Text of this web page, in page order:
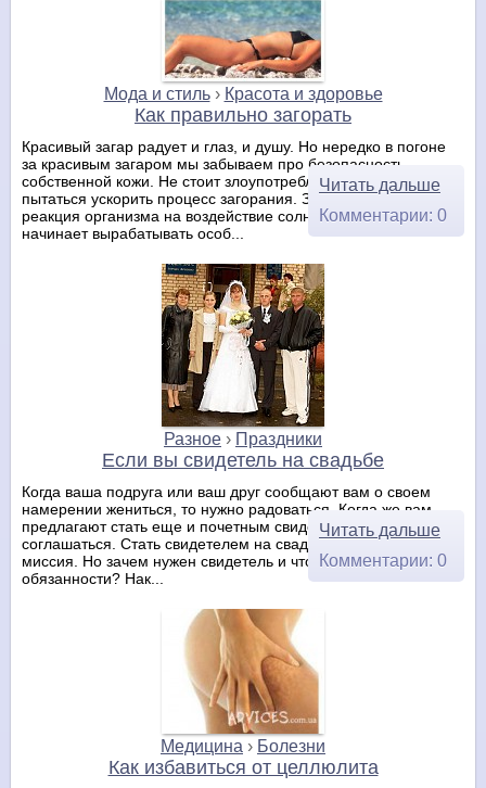
Мода и стиль› Красота и здоровье
Как правильно загорать
Красивый загар радует и глаз, и душу. Но нередко в погоне
за красивым загаром мы забываем про безопасность
собственной кожи. Не стоит злоупотреблять солнцем и
пытаться ускорить процесс загорания. Загар – это защитная
реакция организма на воздействие солнечных лучей. Кожа
начинает вырабатывать особ...
Читать дальше
Комментарии: 0
Разное › Праздники
Если вы свидетель на свадьбе
Когда ваша подруга или ваш друг сообщают вам о своем
намерении жениться, то нужно радоваться. Когда же вам
предлагают стать еще и почетным свидетелем – необходимо
соглашаться. Стать свидетелем на свадьбе – это почетная
миссия. Но зачем нужен свидетель и что входит в его
обязанности? Нак...
Читать дальше
Комментарии: 0
Медицина › Болезни
Как избавиться от целлюлита